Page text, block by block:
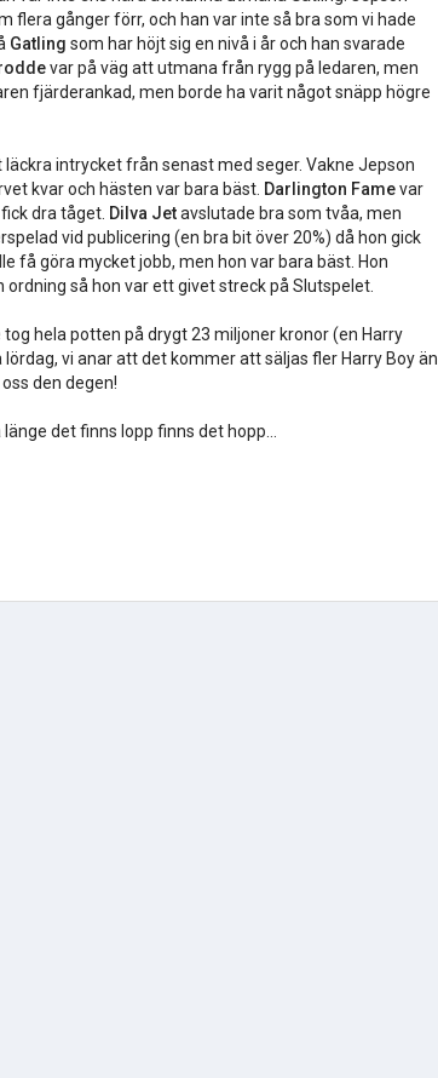
flera gånger förr, och han var inte så bra som vi hade
Gatling som har höjt sig en nivå i år och han svarade
var på väg att utmana från rygg på ledaren, men
fjärderankad, men borde ha varit något snäpp högre
intrycket från senast med seger. Vakne Jepson
kvar och hästen var bara bäst. Darlington Famevar
dra tåget. Dilva Jetavslutade bra som tvåa, men
vid publicering (en bra bit över 20%) då hon gick
få göra mycket jobb, men hon var bara bäst. Hon
så hon var ett givet streck på Slutspelet.
hela potten på drygt 23 miljoner kronor (en Harry
vi anar att det kommer att säljas fler Harry Boy än
den degen!
det finns lopp finns det hopp...